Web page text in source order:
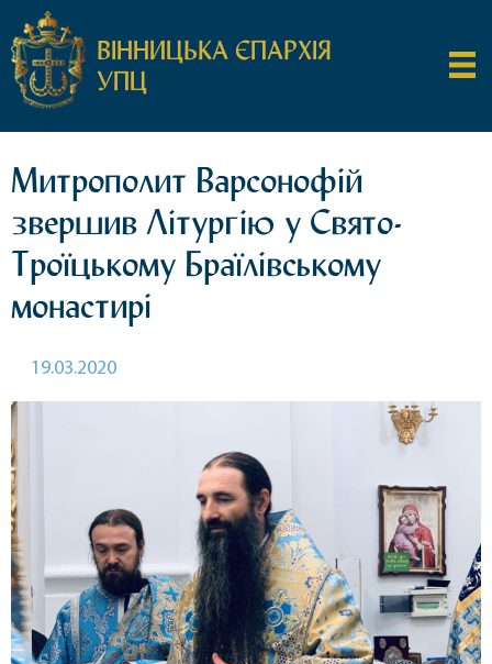
ВІННИЦЬКА ЄПАРХІЯ
УПЦ
Митрополит Варсонофій
звершив Літургію у Свято-
Троїцькому Браїлівському
монастирі
19.03.2020